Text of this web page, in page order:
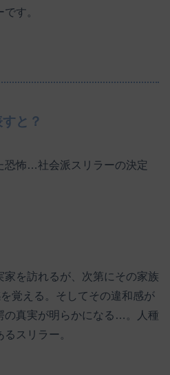
す。
と？
恐怖…社会派スリラーの決定
を訪れるが、次第にその家族
覚える。そしてその違和感が
の真実が明らかになる…。人種
スリラー。